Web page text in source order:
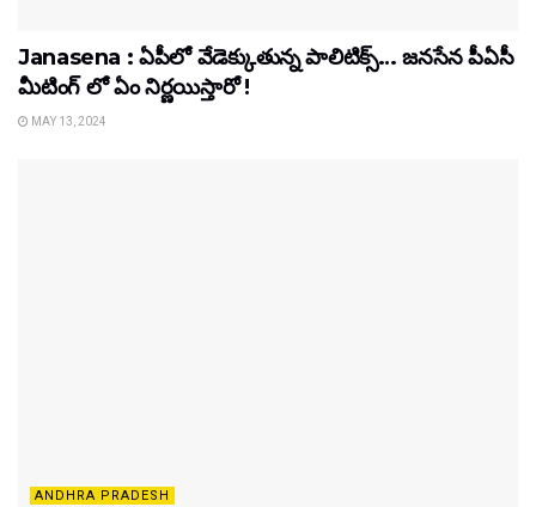
Janasena : ఏపీలో వేడెక్కుతున్న పాలిటిక్స్… జనసేన పీఏ‌సీ
మీటింగ్ లో ఏం నిర్ణయిస్తారో !
MAY 13, 2024
ANDHRA PRADESH